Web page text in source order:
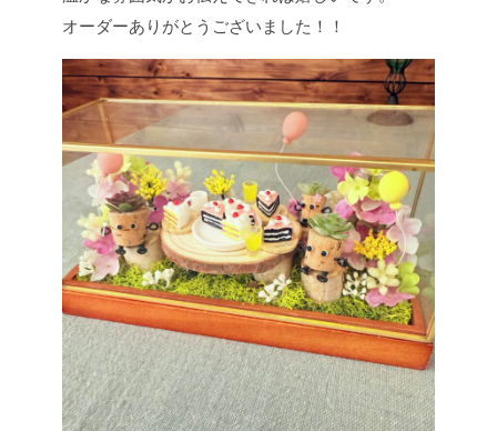
オーダーありがとうございました！！